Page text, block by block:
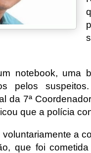
notebook, uma
pelos
da 7ª
que a polícia
a
que foi